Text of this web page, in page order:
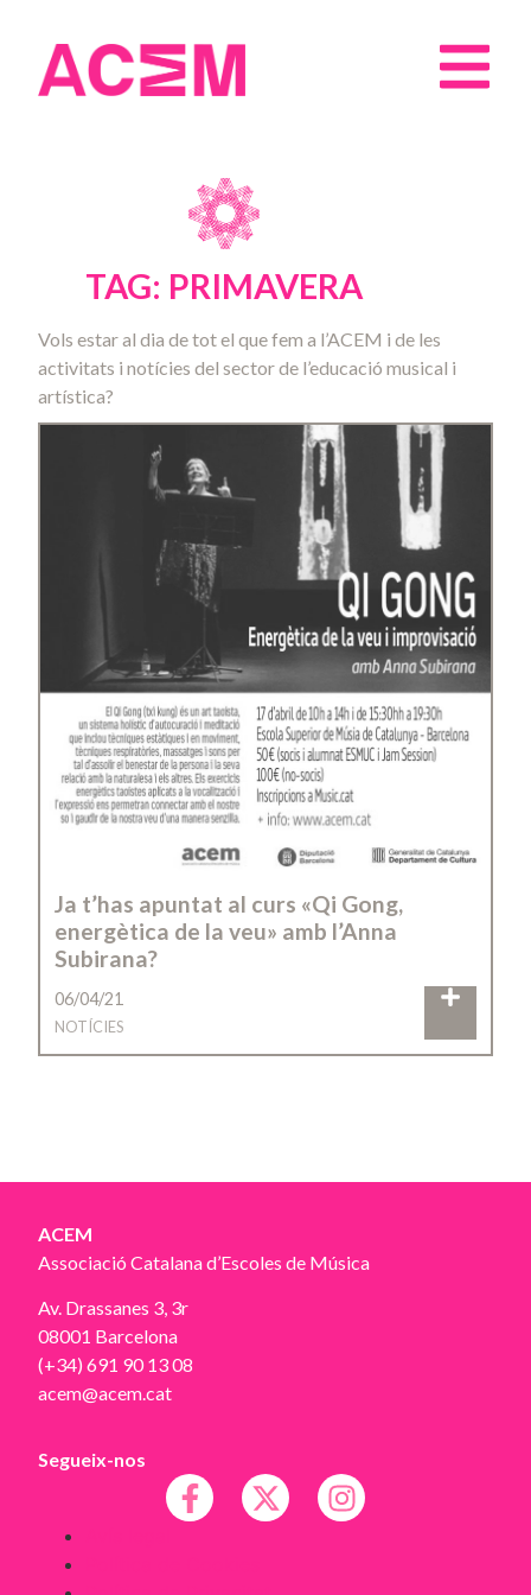
TAG: PRIMAVERA
Vols estar al dia de tot el que fem a l’ACEM i de les
activitats i notícies del sector de l’educació musical i
artística?
Ja t’has apuntat al curs «Qi Gong,
energètica de la veu» amb l’Anna
Subirana?
06/04/21
NOTÍCIES
ACEM
Associació Catalana d’Escoles de Música
Av. Drassanes 3, 3r
08001 Barcelona
(+34) 691 90 13 08
acem@acem.cat
Segueix-nos